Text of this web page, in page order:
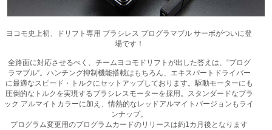
ヨコモ史上初、ドリフト専用 ブラシレス プログラマブル サーボがついに登
場です！
全路面に対応させるべく、チームヨコモドリフトが出した答えは、“プログ
ラマブル”。ハンチング抑制機能搭載はもちろん、エキスパートドライバー
に最適なスピード・トルクにセットアップしております。駆動モーターにも
圧倒的なトルクを実現するブラシレスモーターを採用。スタンダードなブラ
ック アルマイトカラーに加え、情熱的なレッドアルマイトバージョンもライ
ンナップ。
プログラム変更用のプログラムカードのリリースは約1カ月後となります